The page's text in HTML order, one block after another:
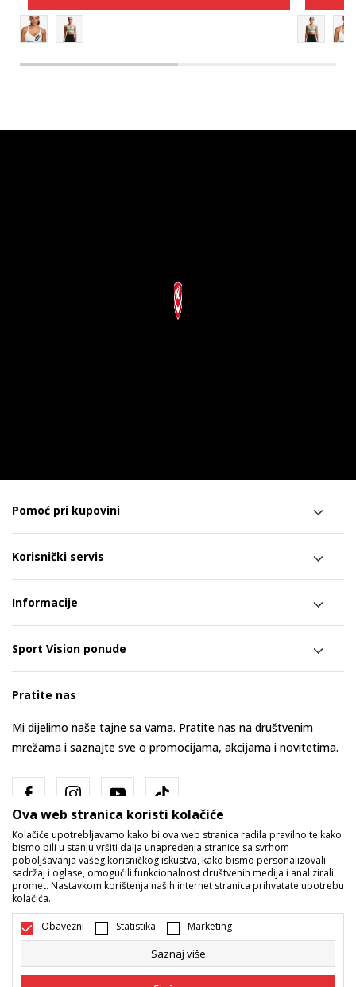
Pomoć pri kupovini
Korisnički servis
Informacije
Sport Vision ponude
Pratite nas
Mi dijelimo naše tajne sa vama. Pratite nas na društvenim
mrežama i saznajte sve o promocijama, akcijama i novitetima.
Bosna i Hercegovina Promijenite
Ova web stranica koristi kolačiće
Kolačiće upotrebljavamo kako bi ova web stranica radila pravilno te kako
bismo bili u stanju vršiti dalja unapređenja stranice sa svrhom
poboljšavanja vašeg korisničkog iskustva, kako bismo personalizovali
sadržaj i oglase, omogućili funkcionalnost društvenih medija i analizirali
promet. Nastavkom korištenja naših internet stranica prihvatate upotrebu
kolačića.
Obavezni Statistika Marketing
Saznaj više